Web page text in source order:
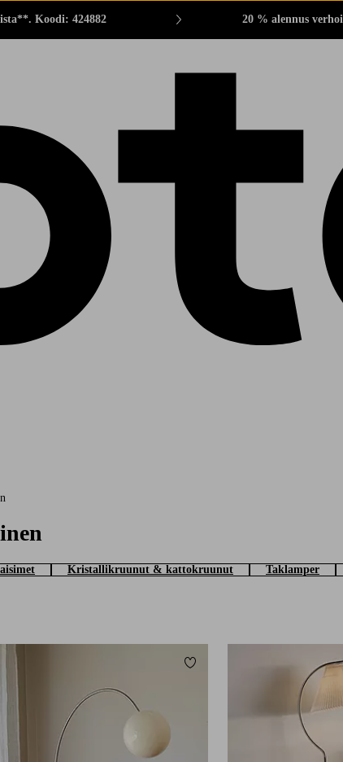
Koodi: 424882 20 % alennus
Kristallikruunut & kattokruunut Taklamper
Lisää suosikkeihin